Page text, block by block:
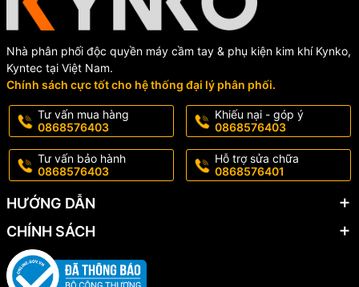
Nhà phân phối độc quyền máy cầm tay & phụ kiện kim khí Kynko,
Kyntec tại Việt Nam.
Chính sách cực tốt cho hệ thống đại lý phân phối.
Tư vấn mua hàng
0868576403
Khiếu nại - góp ý
0868576403
Tư vấn bảo hành
0868576403
Hỗ trợ sửa chữa
0868576401
HƯỚNG DẪN
CHÍNH SÁCH